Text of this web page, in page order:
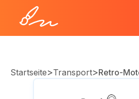
Startseite>Transport>Retro-